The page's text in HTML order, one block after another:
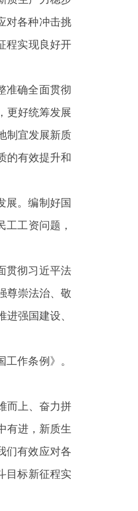
对各种冲击挑
程实现良好开
准确全面贯彻
更好统筹发展
制宜发展新质
的有效提升和
展。编制好国
工资问题，
贯彻习近平法
尊崇法治、敬
强国建设、
作条例》。
而上、奋力拼
有进，新质生
们有效应对各
目标新征程实